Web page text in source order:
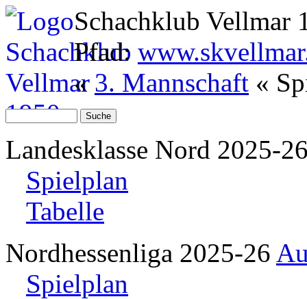
Schachklub Vellmar
Pfad:
«3. Mannschaft «
Landesklasse Nord 2025-
Spielplan
Tabelle
Nordhessenliga 2025-26
Spielplan